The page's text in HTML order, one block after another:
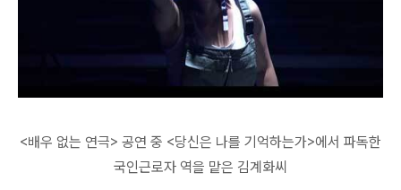
<배우 없는 연극> 공연 중 <당신은 나를 기억하는가>에서 파독한
국인근로자 역을 맡은 김계화씨